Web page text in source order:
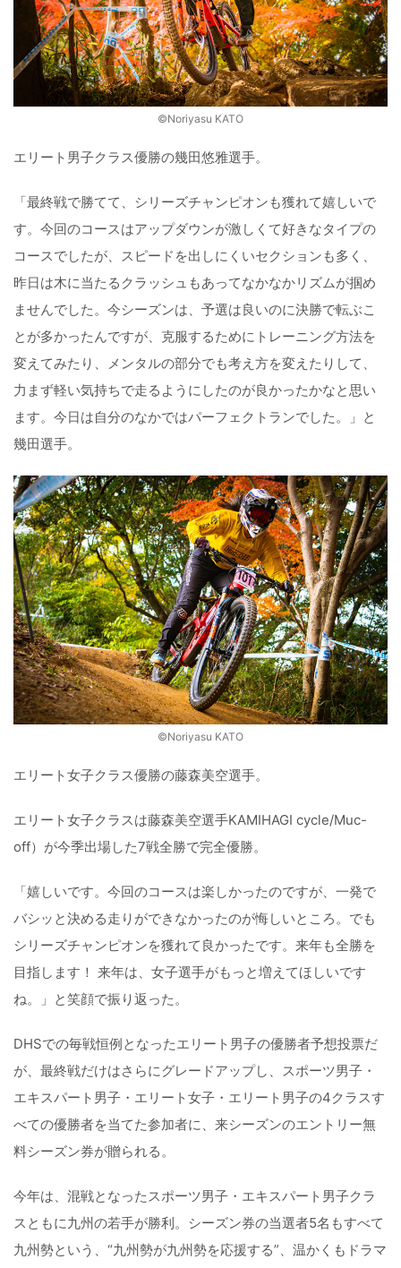
©️Noriyasu KATO
エリート男子クラス優勝の幾田悠雅選手。
「最終戦で勝てて、シリーズチャンピオンも獲れて嬉しいで
す。今回のコースはアップダウンが激しくて好きなタイプの
コースでしたが、スピードを出しにくいセクションも多く、
昨日は木に当たるクラッシュもあってなかなかリズムが掴め
ませんでした。今シーズンは、予選は良いのに決勝で転ぶこ
とが多かったんですが、克服するためにトレーニング方法を
変えてみたり、メンタルの部分でも考え方を変えたりして、
力まず軽い気持ちで走るようにしたのが良かったかなと思い
ます。今日は自分のなかではパーフェクトランでした。」と
幾田選手。
©️Noriyasu KATO
エリート女子クラス優勝の藤森美空選手。
エリート女子クラスは藤森美空選手KAMIHAGI cycle/Muc-
off）が今季出場した7戦全勝で完全優勝。
「嬉しいです。今回のコースは楽しかったのですが、一発で
バシッと決める走りができなかったのが悔しいところ。でも
シリーズチャンピオンを獲れて良かったです。来年も全勝を
目指します！ 来年は、女子選手がもっと増えてほしいです
ね。」と笑顔で振り返った。
DHSでの毎戦恒例となったエリート男子の優勝者予想投票だ
が、最終戦だけはさらにグレードアップし、スポーツ男子・
エキスパート男子・エリート女子・エリート男子の4クラスす
べての優勝者を当てた参加者に、来シーズンのエントリー無
料シーズン券が贈られる。
今年は、混戦となったスポーツ男子・エキスパート男子クラ
スともに九州の若手が勝利。シーズン券の当選者5名もすべて
九州勢という、“九州勢が九州勢を応援する”、温かくもドラマ